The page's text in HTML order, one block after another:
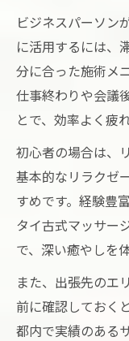
ビジネスパーソン
に活用するには、
分に合った施術メ
仕事終わりや会議
とで、効率よく疲
初心者の場合は、
基本的なリラクゼ
すめです。経験豊
タイ古式マッサー
で、深い癒やしを
また、出張先のエ
前に確認しておく
都内で実績のある